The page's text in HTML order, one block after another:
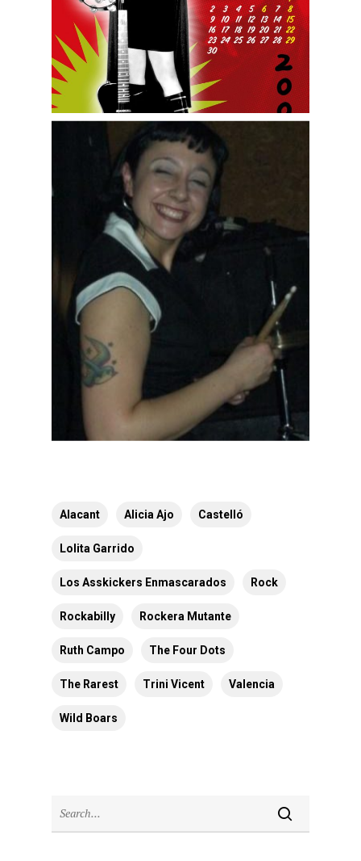
Alacant Alicia Ajo Castelló
Lolita Garrido
Los Asskickers Enmascarados Rock
Rockabilly Rockera Mutante
Ruth Campo The Four Dots
The Rarest Trini Vicent Valencia
Wild Boars